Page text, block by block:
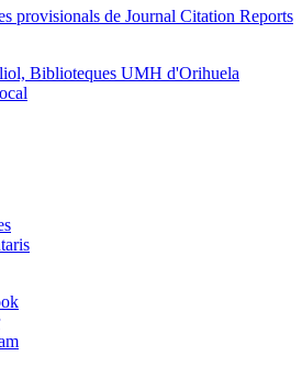
provisionals de Journal Citation Reports
Biblioteques UMH d'Orihuela